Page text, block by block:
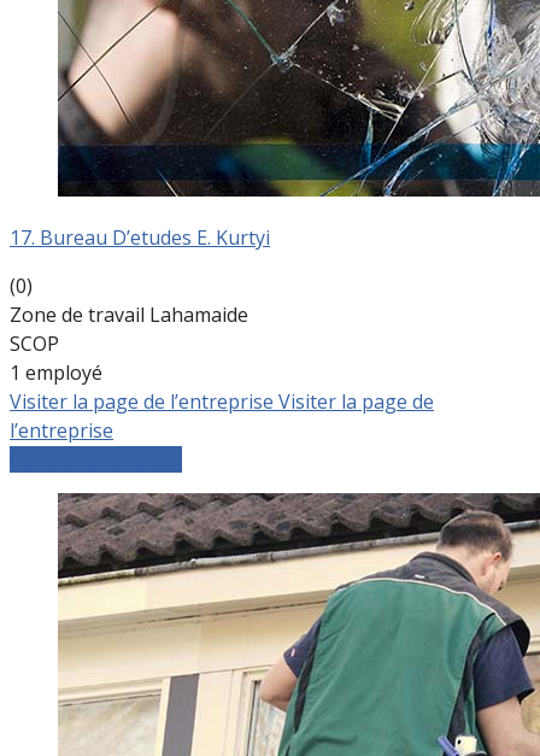
17. Bureau D’etudes E. Kurtyi
(0)
Zone de travail Lahamaide
SCOP
1 employé
Visiter la page de l’entreprise Visiter la page de
l’entreprise